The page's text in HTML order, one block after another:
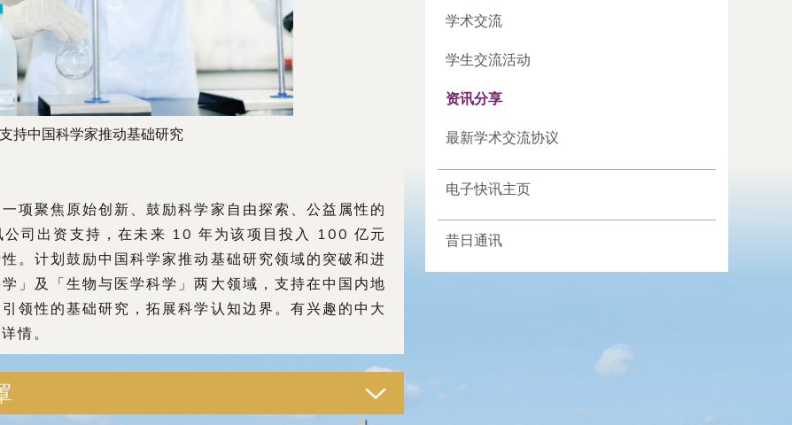
持中国科学家推动基础研究
项聚焦原始创新、鼓励科学家自由探索、公益属性的
司出资支持，在未来 10 年为该项目投入 100 亿元
。计划鼓励中国科学家推动基础研究领域的突破和进
」及「生物与医学科学」两大领域，支持在中国内地
领性的基础研究，拓展科学认知边界。有兴趣的中大
情。
学术交流
学生交流活动
资讯分享
最新学术交流协议
电子快讯主页
昔日通讯